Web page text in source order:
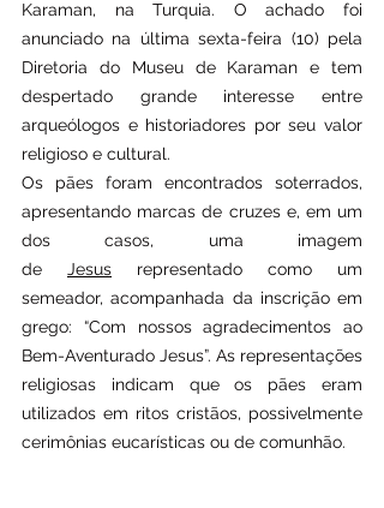
Karaman, na Turquia. O achado foi
anunciado na última sexta-feira (10) pela
Diretoria do Museu de Karaman e tem
despertado grande interesse entre
arqueólogos e historiadores por seu valor
religioso e cultural.
Os pães foram encontrados soterrados,
apresentando marcas de cruzes e, em um
dos casos, uma imagem
de
Jesus representado como um
semeador, acompanhada da inscrição em
grego: “Com nossos agradecimentos ao
Bem-Aventurado Jesus”. As representações
religiosas indicam que os pães eram
utilizados em ritos cristãos, possivelmente
cerimônias eucarísticas ou de comunhão.